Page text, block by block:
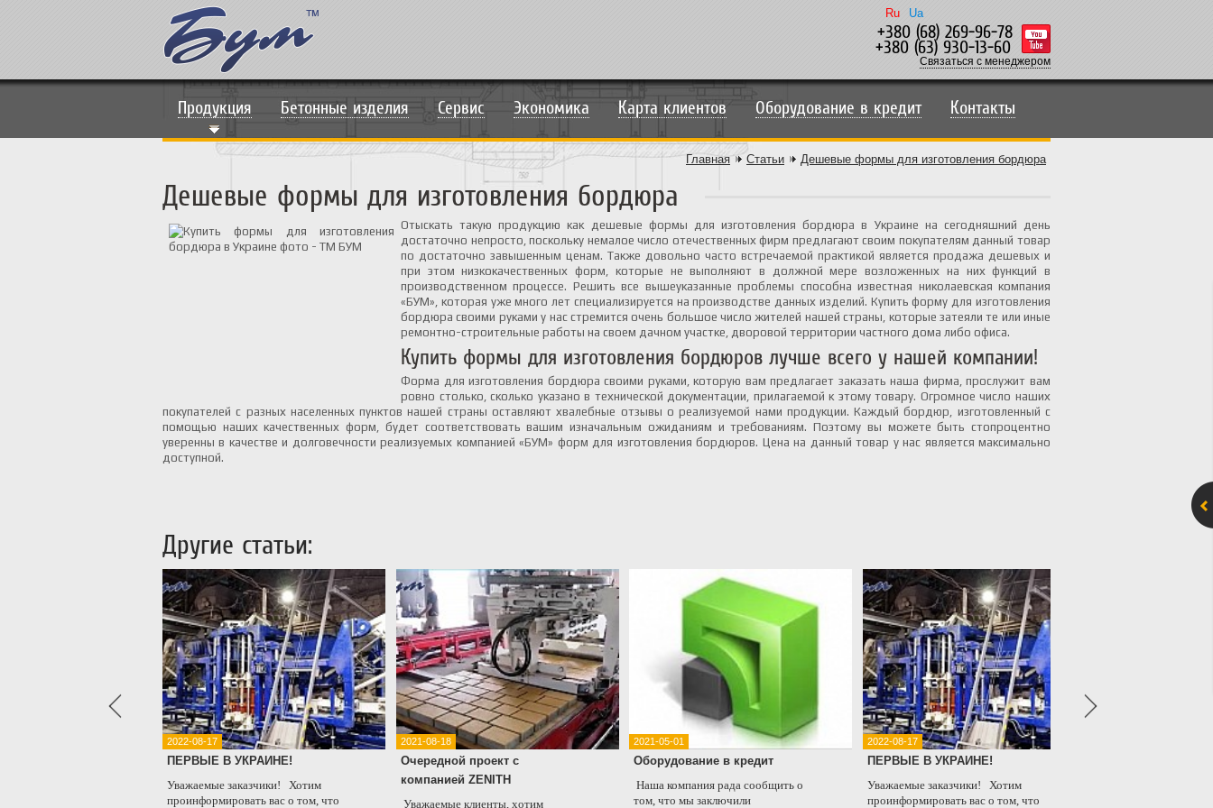
Ru Ua
+380 (68) 269-96-78
+380 (63) 930-13-60
Связаться с менеджером
Продукция Бетонные изделия Сервис Экономика Карта клиентов Оборудование в кредит Контакты
Главная Статьи Дешевые формы для изготовления бордюра
Дешевые формы для изготовления бордюра
Отыскать такую продукцию как дешевые формы для изготовления бордюра в Украине на сегодняшний день
достаточно непросто, поскольку немалое число отечественных фирм предлагают своим покупателям данный товар
по достаточно завышенным ценам. Также довольно часто встречаемой практикой является продажа дешевых и
при этом низкокачественных форм, которые не выполняют в должной мере возложенных на них функций в
производственном процессе. Решить все вышеуказанные проблемы способна известная николаевская компания
«БУМ», которая уже много лет специализируется на производстве данных изделий. Купить форму для изготовления
бордюра своими руками у нас стремится очень большое число жителей нашей страны, которые затеяли те или иные
ремонтно-строительные работы на своем дачном участке, дворовой территории частного дома либо офиса.
Купить формы для изготовления бордюров лучше всего у нашей компании!
Форма для изготовления бордюра своими руками, которую вам предлагает заказать наша фирма, прослужит вам
ровно столько, сколько указано в технической документации, прилагаемой к этому товару. Огромное число наших
покупателей с разных населенных пунктов нашей страны оставляют хвалебные отзывы о реализуемой нами продукции. Каждый бордюр, изготовленный с
помощью наших качественных форм, будет соответствовать вашим изначальным ожиданиям и требованиям. Поэтому вы можете быть стопроцентно
уверенны в качестве и долговечности реализуемых компанией «БУМ» форм для изготовления бордюров. Цена на данный товар у нас является максимально
доступной.
Другие статьи:
2022-08-17
ПЕРВЫЕ В УКРАИНЕ!
Уважаемые заказчики! Хотим
проинформировать вас о том, что
2021-08-18
Очередной проект с
компанией ZENITH
Уважаемые клиенты, хотим
2021-05-01
Оборудование в кредит
Наша компания рада сообщить о
том, что мы заключили
2022-08-17
ПЕРВЫЕ В УКРАИНЕ!
Уважаемые заказчики! Хотим
проинформировать вас о том, что